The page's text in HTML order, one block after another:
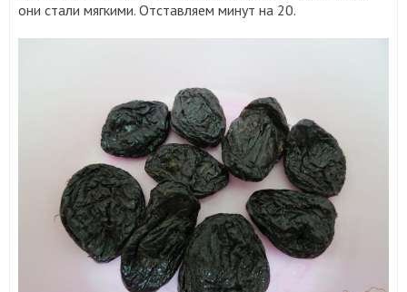
они стали мягкими. Отставляем минут на 20.